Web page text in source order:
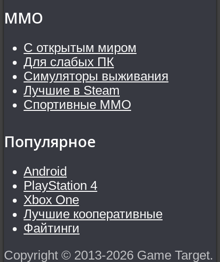
MMO
С открытым миром
Для слабых ПК
Симуляторы выживания
Лучшие в Steam
Спортивные MMO
Популярное
Android
PlayStation 4
Xbox One
Лучшие кооперативные
Файтинги
Copyright © 2013-2026 Game Target.